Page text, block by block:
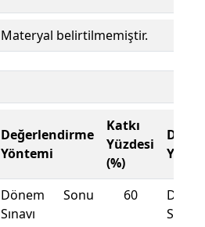
Materyal belirtilmemiştir.
Değerlendirme
Yöntemi
Katkı
Yüzdesi
(%)
Dönem Sonu
Sınavı
60
Sınavı